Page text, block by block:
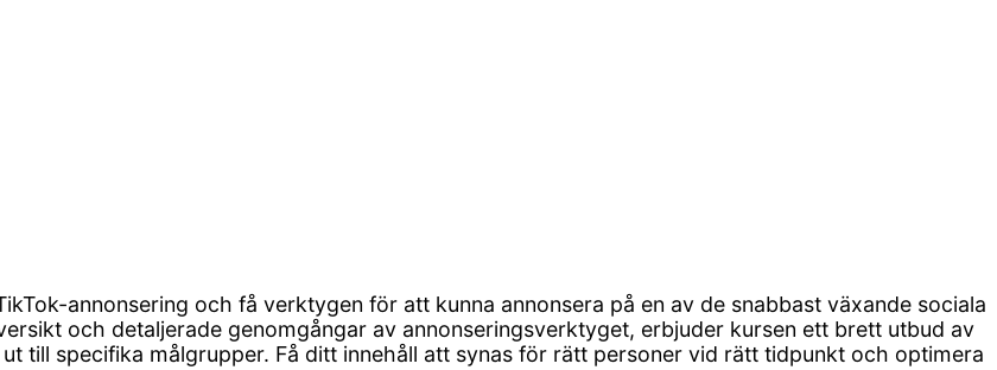
annonsering och få verktygen för att kunna annonsera på en av de snabbast växande sociala
och detaljerade genomgångar av annonseringsverktyget, erbjuder kursen ett brett utbud av
till specifika målgrupper. Få ditt innehåll att synas för rätt personer vid rätt tidpunkt och optimera